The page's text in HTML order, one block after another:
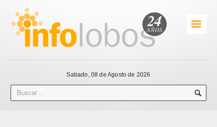
☰
Sabado, 08 de Agosto de 2026